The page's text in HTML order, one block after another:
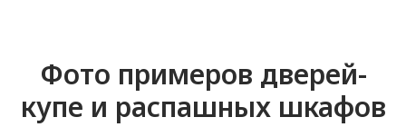
Фото примеров дверей-
купе и распашных шкафов